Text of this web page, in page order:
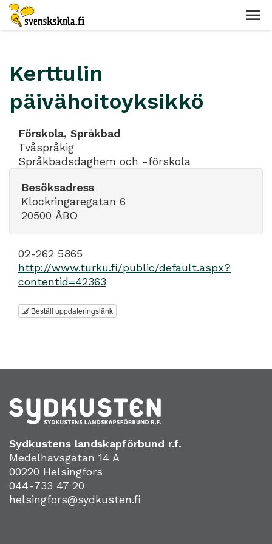
Kerttulin
päivähoitoyksikkö
Förskola, Språkbad
Tvåspråkig
Språkbadsdaghem och -förskola
Besöksadress
Klockringaregatan 6
20500 ÅBO
02-262 5865
http://www.turku.fi/public/default.aspx?
contentid=42363
Beställ uppdateringslänk
Sydkustens landskapförbund r.f.
Medelhavsgatan 14 A
00220 Helsingfors
044-733 47 20
helsingfors@sydkusten.fi